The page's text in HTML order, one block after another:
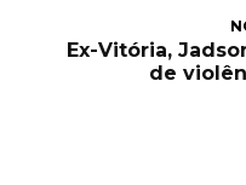
Ex-Vitória,
de